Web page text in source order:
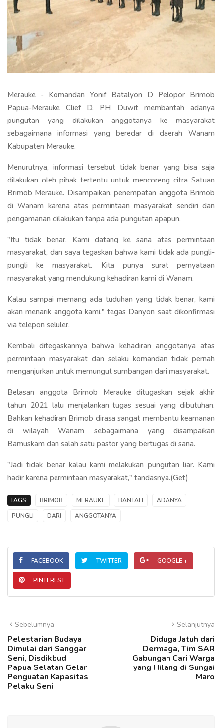
Merauke - Komandan Yonif Batalyon D Pelopor Brimob
Papua-Merauke Clief D. PH. Duwit membantah adanya
pungutan yang dilakukan anggotanya ke masyarakat
sebagaimana informasi yang beredar di daerah Wanam
Kabupaten Merauke.
Menurutnya, informasi tersebut tidak benar yang bisa saja
dilakukan oleh pihak tertentu untuk mencoreng citra Satuan
Brimob Merauke. Disampaikan, penempatan anggota Brimob
di Wanam karena atas permintaan masyarakat sendiri dan
pengamanan dilakukan tanpa ada pungutan apapun.
"Itu tidak benar. Kami datang ke sana atas permintaan
masyarakat, dan saya tegaskan bahwa kami tidak ada pungli-
pungli ke masyarakat. Kita punya surat pernyataan
masyarakat yang mendukung kehadiran kami di Wanam.
Kalau sampai memang ada tuduhan yang tidak benar, kami
akan menarik anggota kami," tegas Danyon saat dikonfirmasi
via telepon seluler.
Kembali ditegaskannya bahwa kehadiran anggotanya atas
permintaan masyarakat dan selaku komandan tidak pernah
menganjurkan untuk memungut sumbangan dari masyarakat.
Belasan anggota Brimob Merauke ditugaskan sejak akhir
tahun 2021 lalu menjalankan tugas sesuai yang dibutuhan.
Bahkan kehadiran Brimob dirasa sangat membantu keamanan
di wilayah Wanam sebagaimana yang disampaikan
Bamuskam dan salah satu pastor yang bertugas di sana.
"Jadi tidak benar kalau kami melakukan pungutan liar. Kami
hadir karena permintaan masyarakat," tandasnya.(Get)
TAGS: BRIMOB MERAUKE BANTAH
ADANYA
PUNGLI
DARI ANGGOTANYA
FACEBOOK TWITTER GOOGLE +
PINTEREST
Sebelumnya
Pelestarian Budaya
Dimulai dari Sanggar
Seni, Disdikbud
Papua Selatan Gelar
Penguatan Kapasitas
Pelaku Seni
Selanjutnya
Diduga Jatuh dari
Dermaga, Tim SAR
Gabungan Cari Warga
yang Hilang di Sungai
Maro